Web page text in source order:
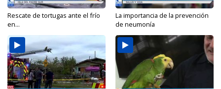
Rescate de tortugas ante el frío
en...
La importancia de la prevención
de neumonía